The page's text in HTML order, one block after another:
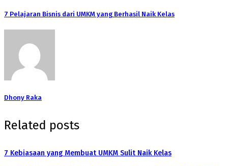
7 Pelajaran Bisnis dari UMKM yang Berhasil Naik Kelas
Dhony Raka
Related posts
7 Kebiasaan yang Membuat UMKM Sulit Naik Kelas